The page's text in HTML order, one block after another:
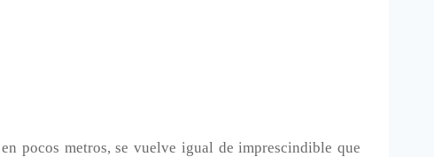
pocos metros, se vuelve igual de imprescindible que